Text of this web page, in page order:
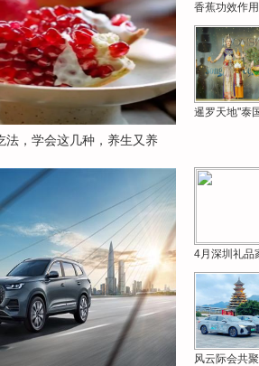
法，学会这几种，养生又养
香蕉功效作
暹罗天地"泰
4月深圳礼品
风云际会共